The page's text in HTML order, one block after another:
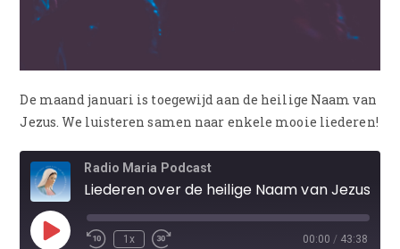
De maand januari is toegewijd aan de heilige Naam van
Jezus. We luisteren samen naar enkele mooie liederen!
Radio Maria Podcast
Liederen over de heilige Naam van Jezus
1x 00:00 / 43:38